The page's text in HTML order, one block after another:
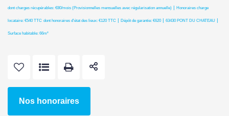
dont charges récupérables: €80/mois (Provisionnelles mensuelles avec régularisation annuelle) | Honoraires charge
locataire: €540 TTC dont honoraires d'état des lieux: €120 TTC | Dépôt de garantie: €620 | 63430 PONT DU CHATEAU |
Surface habitable: 66m²
Nos honoraires